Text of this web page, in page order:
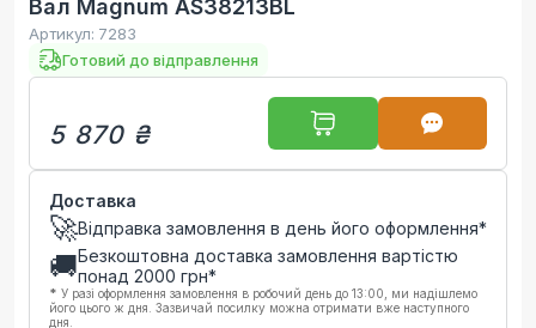
Вал Magnum AS38213BL
Артикул: 7283
Готовий до відправлення
5 870 ₴
Доставка
🚀Відправка замовлення в день його оформлення*
🚚Безкоштовна доставка замовлення вартістю
понад 2000 грн*
* У разі оформлення замовлення в робочий день до 13:00, ми надішлемо
його цього ж дня. Зазвичай посилку можна отримати вже наступного
дня.